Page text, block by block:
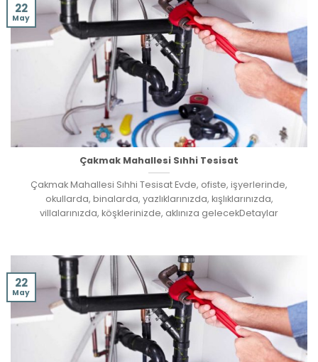
Çakmak Mahallesi Sıhhi Tesisat
Çakmak Mahallesi Sıhhi Tesisat Evde, ofiste, işyerlerinde,
okullarda, binalarda, yazlıklarınızda, kışlıklarınızda,
villalarınızda, köşklerinizde, aklınıza gelecekDetaylar
22
May
22
May